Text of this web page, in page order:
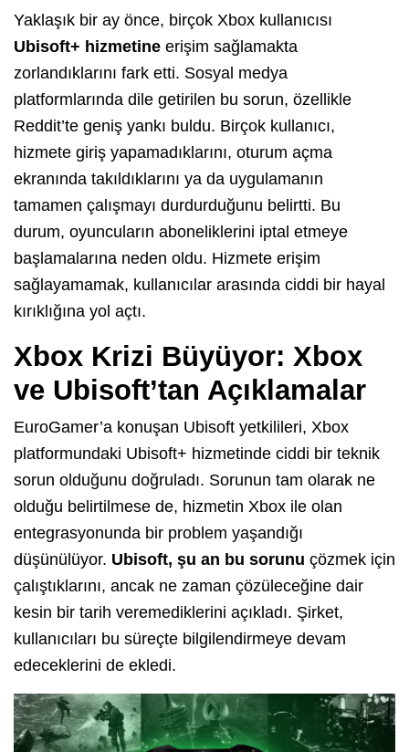
Yaklaşık bir ay önce, birçok Xbox kullanıcısı
Ubisoft+ hizmetine erişim sağlamakta
zorlandıklarını fark etti. Sosyal medya
platformlarında dile getirilen bu sorun, özellikle
Reddit’te geniş yankı buldu. Birçok kullanıcı,
hizmete giriş yapamadıklarını, oturum açma
ekranında takıldıklarını ya da uygulamanın
tamamen çalışmayı durdurduğunu belirtti. Bu
durum, oyuncuların aboneliklerini iptal etmeye
başlamalarına neden oldu. Hizmete erişim
sağlayamamak, kullanıcılar arasında ciddi bir hayal
kırıklığına yol açtı.
Xbox Krizi Büyüyor: Xbox
ve Ubisoft’tan Açıklamalar
EuroGamer’a konuşan Ubisoft yetkilileri, Xbox
platformundaki Ubisoft+ hizmetinde ciddi bir teknik
sorun olduğunu doğruladı. Sorunun tam olarak ne
olduğu belirtilmese de, hizmetin Xbox ile olan
entegrasyonunda bir problem yaşandığı
düşünülüyor. Ubisoft, şu an bu sorunu çözmek için
çalıştıklarını, ancak ne zaman çözüleceğine dair
kesin bir tarih veremediklerini açıkladı. Şirket,
kullanıcıları bu süreçte bilgilendirmeye devam
edeceklerini de ekledi.